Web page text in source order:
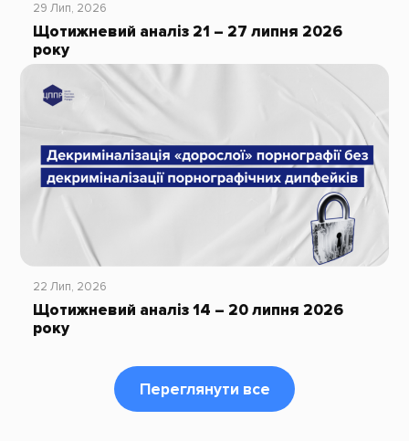
29 Лип, 2026
Щотижневий аналіз 21 – 27 липня 2026
року
22 Лип, 2026
Щотижневий аналіз 14 – 20 липня 2026
року
Переглянути все